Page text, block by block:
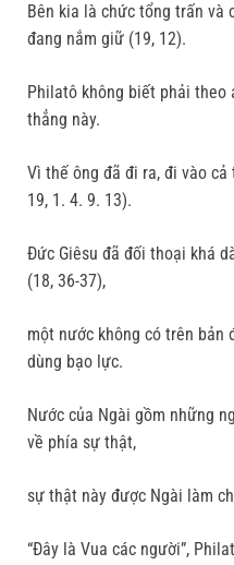
Bên kia là chức tổng trấn và
đang nắm giữ (19, 12).
Philatô không biết phải theo
thẳng này.
Vì thế ông đã đi ra, đi vào cả
19, 1. 4. 9. 13).
Đức Giêsu đã đối thoại khá
(18, 36-37),
một nước không có trên bản
dùng bạo lực.
Nước của Ngài gồm những
về phía sự thật,
sự thật này được Ngài làm
“Đây là Vua các người”,